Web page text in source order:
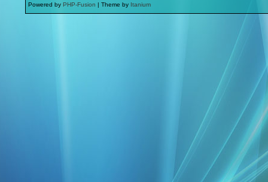
Powered by PHP-Fusion | Theme by Itanium